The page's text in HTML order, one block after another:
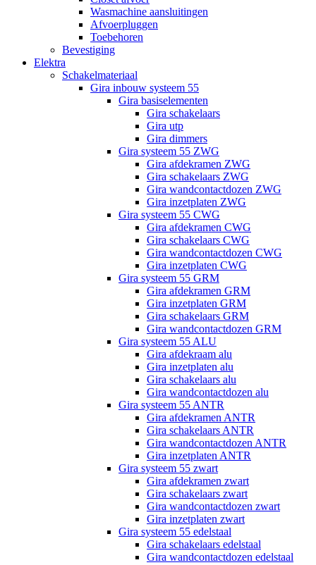
Wasmachine aansluitingen
Afvoerpluggen
Toebehoren
Bevestiging
Elektra
Schakelmateriaal
Gira inbouw systeem 55
Gira basiselementen
Gira schakelaars
Gira utp
Gira dimmers
Gira systeem 55 ZWG
Gira afdekramen ZWG
Gira schakelaars ZWG
Gira wandcontactdozen ZWG
Gira inzetplaten ZWG
Gira systeem 55 CWG
Gira afdekramen CWG
Gira schakelaars CWG
Gira wandcontactdozen CWG
Gira inzetplaten CWG
Gira systeem 55 GRM
Gira afdekramen GRM
Gira inzetplaten GRM
Gira schakelaars GRM
Gira wandcontactdozen GRM
Gira systeem 55 ALU
Gira afdekraam alu
Gira inzetplaten alu
Gira schakelaars alu
Gira wandcontactdozen alu
Gira systeem 55 ANTR
Gira afdekramen ANTR
Gira schakelaars ANTR
Gira wandcontactdozen ANTR
Gira inzetplaten ANTR
Gira systeem 55 zwart
Gira afdekramen zwart
Gira schakelaars zwart
Gira wandcontactdozen zwart
Gira inzetplaten zwart
Gira systeem 55 edelstaal
Gira schakelaars edelstaal
Gira wandcontactdozen edelstaal